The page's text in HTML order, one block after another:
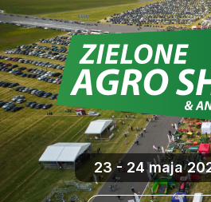
23 - 24 maja